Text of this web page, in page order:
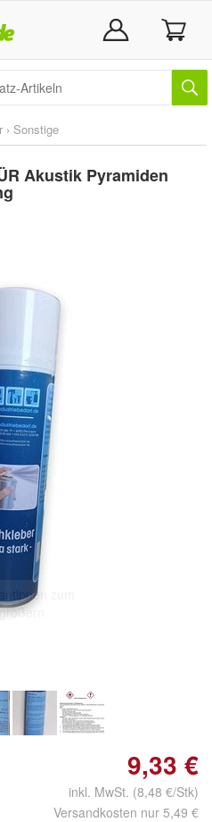
› Sonstige
Akustik Pyramiden
zum
9,33 €
inkl. MwSt. (8,48 €/Stk)
Versandkosten nur 5,49 €